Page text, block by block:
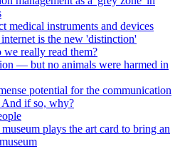
medical instruments and devices
is the new 'distinction'
really read them?
— but no animals were harmed in
potential for the communication
And if so, why?
plays the art card to bring an